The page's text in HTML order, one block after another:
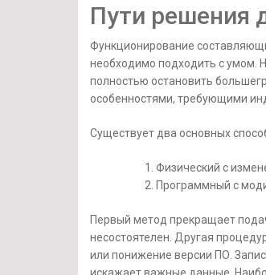
Пути решения
Функционирование
необходимо подходить с умом.
полностью остановить
особенностями, требующими
Существует два основных
Физический с
Программный с
Первый метод прекращает
несостоятелен. Другая
или понижение версии ПО.
искажает важные данные.